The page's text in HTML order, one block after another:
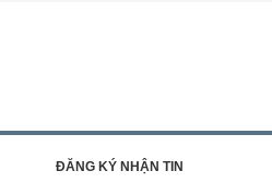
ĐĂNG KÝ NHẬN TIN